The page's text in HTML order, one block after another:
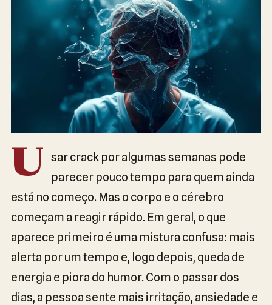
U
sar crack por algumas semanas pode
parecer pouco tempo para quem ainda
está no começo. Mas o corpo e o cérebro
começam a reagir rápido. Em geral, o que
aparece primeiro é uma mistura confusa: mais
alerta por um tempo e, logo depois, queda de
energia e piora do humor. Com o passar dos
dias, a pessoa sente mais irritação, ansiedade e